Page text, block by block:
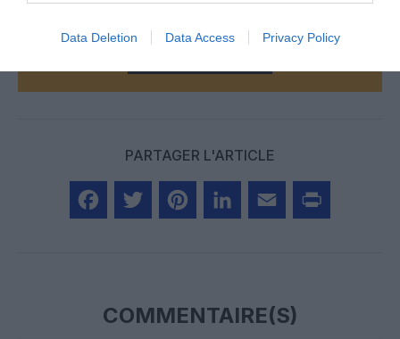
Data Deletion Data Access Privacy Policy
PARTAGER L'ARTICLE
COMMENTAIRE(S)